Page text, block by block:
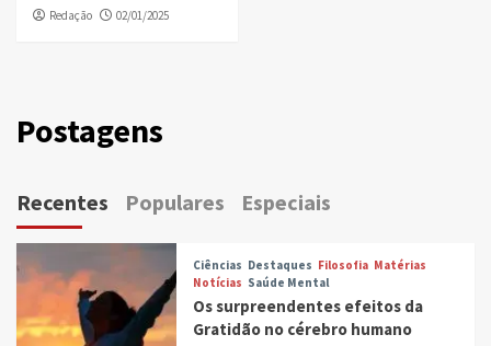
Redação 02/01/2025
Postagens
Recentes Populares Especiais
Ciências Destaques Filosofia Matérias
Notícias Saúde Mental
Os surpreendentes efeitos da
Gratidão no cérebro humano